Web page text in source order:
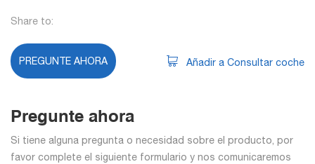
Share to:
PREGUNTE AHORA Añadir a Consultar coche
Pregunte ahora
Si tiene alguna pregunta o necesidad sobre el producto, por
favor complete el siguiente formulario y nos comunicaremos